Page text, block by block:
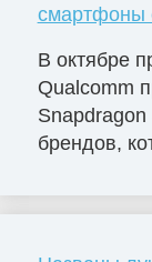
смартфоны
В октябре
Qualcomm
Snapdragon
брендов,